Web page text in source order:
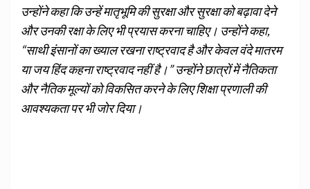
उन्होंने कहा कि उन्हें मातृभूमि की सुरक्षा और सुरक्षा को बढ़ावा देने
और उनकी रक्षा के लिए भी प्रयास करना चाहिए। उन्होंने कहा,
“साथी इंसानों का ख्याल रखना राष्ट्रवाद है और केवल वंदे मातरम
या जय हिंद कहना राष्‍ट्रवाद नहीं है।” उन्होंने छात्रों में नैतिकता
और नैतिक मूल्यों को विकसित करने के लिए शिक्षा प्रणाली की
आवश्यकता पर भी जोर दिया।